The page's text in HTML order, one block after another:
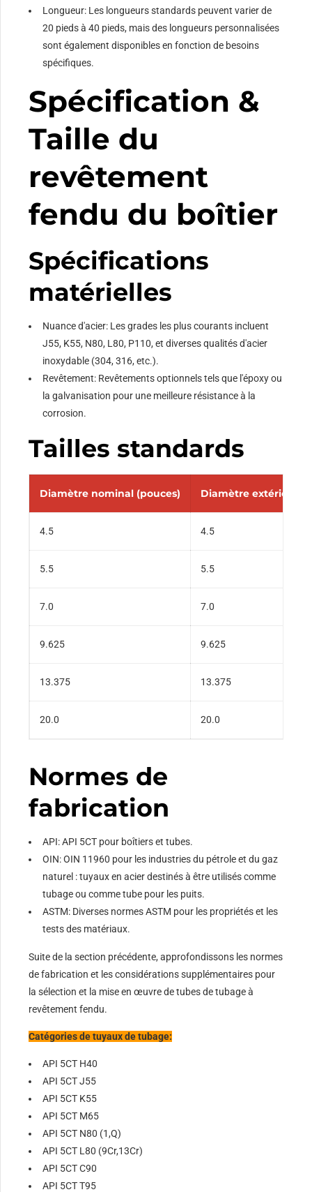
Longueur: Les longueurs standards peuvent varier de
20 pieds à 40 pieds, mais des longueurs personnalisées
sont également disponibles en fonction de besoins
spécifiques.
Spécification &
Taille du
revêtement
fendu du boîtier
Spécifications
matérielles
Nuance d'acier: Les grades les plus courants incluent
J55, K55, N80, L80, P110, et diverses qualités d'acier
inoxydable (304, 316, etc.).
Revêtement: Revêtements optionnels tels que l'époxy ou
la galvanisation pour une meilleure résistance à la
corrosion.
Tailles standards
Diamètre nominal (pouces) Diamètre extérieur
4.5 4.5
5.5 5.5
7.0 7.0
9.625 9.625
13.375 13.375
20.0 20.0
Normes de
fabrication
API: API 5CT pour boîtiers et tubes.
OIN: OIN 11960 pour les industries du pétrole et du gaz
naturel : tuyaux en acier destinés à être utilisés comme
tubage ou comme tube pour les puits.
ASTM: Diverses normes ASTM pour les propriétés et les
tests des matériaux.
Suite de la section précédente, approfondissons les normes
de fabrication et les considérations supplémentaires pour
la sélection et la mise en œuvre de tubes de tubage à
revêtement fendu.
Catégories de tuyaux de tubage:
API 5CT H40
API 5CT J55
API 5CT K55
API 5CT M65
API 5CT N80 (1,Q)
API 5CT L80 (9Cr,13Cr)
API 5CT C90
API 5CT T95